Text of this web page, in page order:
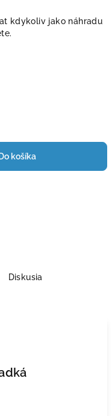
kdykoliv jako náhradu
Do košíka
Diskusia